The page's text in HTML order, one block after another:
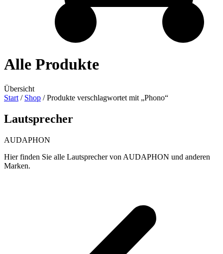
Alle Produkte
Übersicht
Start / Shop / Produkte verschlagwortet mit „Phono“
Lautsprecher
AUDAPHON
Hier finden Sie alle Lautsprecher von AUDAPHON und anderen
Marken.